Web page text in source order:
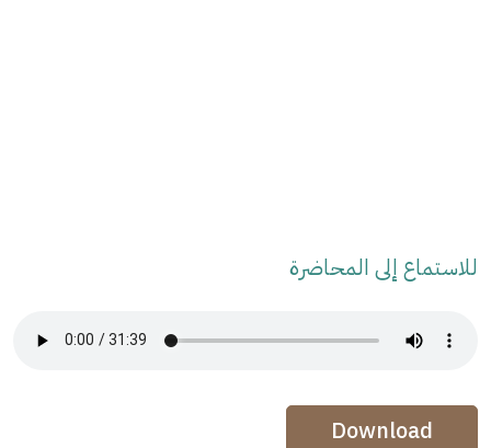
للاستماع إلى المحاضرة
Audio Stream
Audio Stream
Download